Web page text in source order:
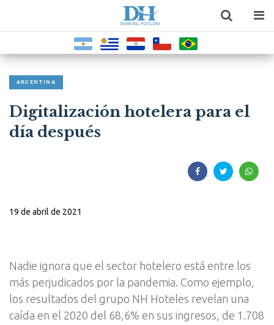
ARGENTINA
Digitalización hotelera para el
día después
19 de abril de 2021
Nadie ignora que el sector hotelero está entre los
más perjudicados por la pandemia. Como ejemplo,
los resultados del grupo NH Hoteles revelan una
caída en el 2020 del 68,6% en sus ingresos, de 1.708